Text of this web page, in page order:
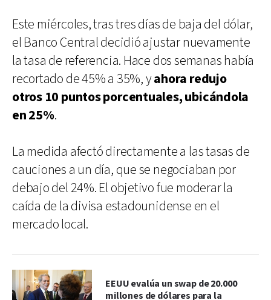
Este miércoles, tras tres días de baja del dólar,
el Banco Central decidió ajustar nuevamente
la tasa de referencia. Hace dos semanas había
recortado de 45% a 35%, yahora redujo
otros 10 puntos porcentuales, ubicándola
en 25%.
La medida afectó directamente a las tasas de
cauciones a un día, que se negociaban por
debajo del 24%. El objetivo fue moderar la
caída de la divisa estadounidense en el
mercado local.
EEUU evalúa un swap de 20.000
millones de dólares para la